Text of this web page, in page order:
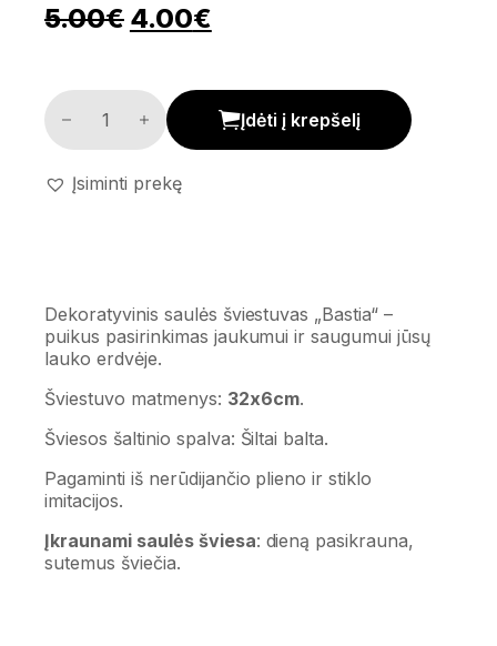
5.00€ Pradinė kaina buvo: 5.00€.
4.00€Dabartinė kaina yra:
Dekoratyvinis saulės šviestuvas 'Bastia' kiekis
Įdėti į krepšelį
Įsiminti prekę
Dekoratyvinis saulės šviestuvas „Bastia“ –
puikus pasirinkimas jaukumui ir saugumui jūsų
lauko erdvėje.
Šviestuvo matmenys: 32x6cm.
Šviesos šaltinio spalva: Šiltai balta.
Pagaminti iš nerūdijančio plieno ir stiklo
imitacijos.
Įkraunami saulės šviesa: dieną pasikrauna,
sutemus šviečia.